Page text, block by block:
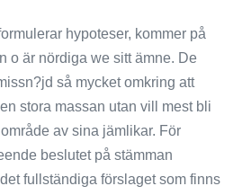
hypoteser, kommer på
o är nördiga we sitt ämne. De
så mycket omkring att
stora massan utan vill mest bli
av sina jämlikar. För
beslutet på stämman
fullständiga förslaget som finns